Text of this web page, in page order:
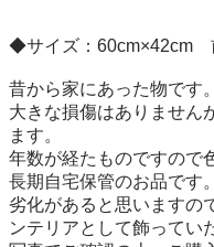
◆サイズ：60cm×42cm　
昔から家にあった物です
大きな損傷はありません
ます。
年数が経たものですので
長期自宅保管のお品です。
劣化があると思いますの
ンテリアとして飾ってい